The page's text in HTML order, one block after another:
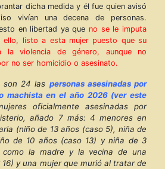
dicha medida y él fue quien avisó
vivían una decena de personas.
en libertad ya que no se le imputa
ello, listo a esta mujer puesto que su
la violencia de género, aunque no
no ser homicidio o asesinato.
son 24 las personas asesinadas por
machista en el año 2026 (ver este
oficialmente asesinadas por
añado 7 más: 4 menores en
(niño de 13 años (caso 5), niña de
de 10 años (caso 13) y niña de 3
la madre y la vecina de una
16) y una mujer que murió al tratar de